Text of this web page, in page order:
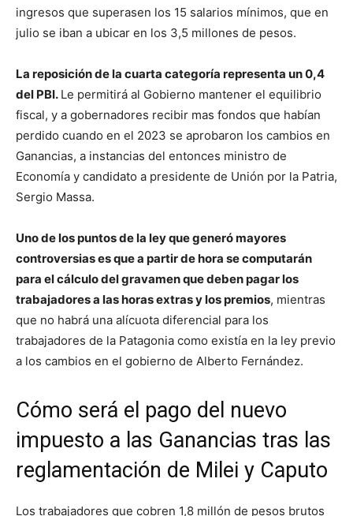
ingresos que superasen los 15 salarios mínimos, que en
julio se iban a ubicar en los 3,5 millones de pesos.
La reposición de la cuarta categoría representa un 0,4
del PBI. Le permitirá al Gobierno mantener el equilibrio
fiscal, y a gobernadores recibir mas fondos que habían
perdido cuando en el 2023 se aprobaron los cambios en
Ganancias, a instancias del entonces ministro de
Economía y candidato a presidente de Unión por la Patria,
Sergio Massa.
Uno de los puntos de la ley que generó mayores
controversias es que a partir de hora se computarán
para el cálculo del gravamen que deben pagar los
trabajadores a las horas extras y los premios, mientras
que no habrá una alícuota diferencial para los
trabajadores de la Patagonia como existía en la ley previo
a los cambios en el gobierno de Alberto Fernández.
Cómo será el pago del nuevo
impuesto a las Ganancias tras las
reglamentación de Milei y Caputo
Los trabajadores que cobren 1,8 millón de pesos brutos